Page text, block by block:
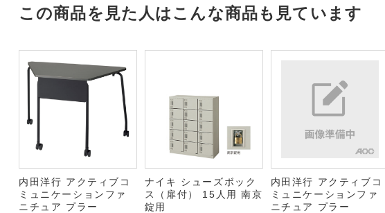
この商品を見た人はこんな商品も見ています
内田洋行 アクティブコ
ミュニケーションファ
ニチュア プラー
ナイキ シューズボック
ス（扉付） 15人用 南京
錠用
内田洋行 アクティブコ
ミュニケーションファ
ニチュア プラー